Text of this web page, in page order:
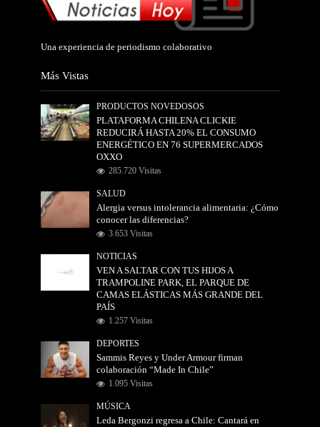
Una experiencia de periodismo colaborativo
Más Vistas
PRODUCTOS NOVEDOSOS
PLATAFORMA CHILENA CLICKIE
REDUCIRÁ HASTA 20% EL CONSUMO
ENERGÉTICO EN 76 SUPERMERCADOS
OXXO
285.720 Visitas
SALUD
Alergia versus intolerancia alimentaria: ¿Cómo
conocer las diferencias?
3.653 Visitas
NOTICIAS
VEN A SALTAR CON TUS HIJOS A
TRAMPOLINE PARK, EL PARQUE DE
CAMAS ELÁSTICAS MÁS GRANDE DEL
PAÍS
1.257 Visitas
DEPORTES
Sammis Reyes y Under Armour firman
colaboración “Made In Chile”
1.095 Visitas
MÚSICA
Leda Bergonzi regresa a Chile: Cantará en